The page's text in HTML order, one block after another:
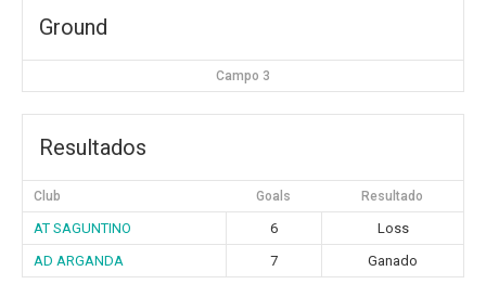
Ground
Campo 3
Resultados
Club Goals Resultado
AT SAGUNTINO 6
Loss
AD ARGANDA
7 Ganado